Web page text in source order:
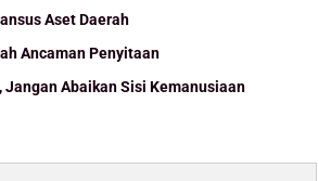
Aset Daerah
Ancaman Penyitaan
Jangan Abaikan Sisi Kemanusiaan